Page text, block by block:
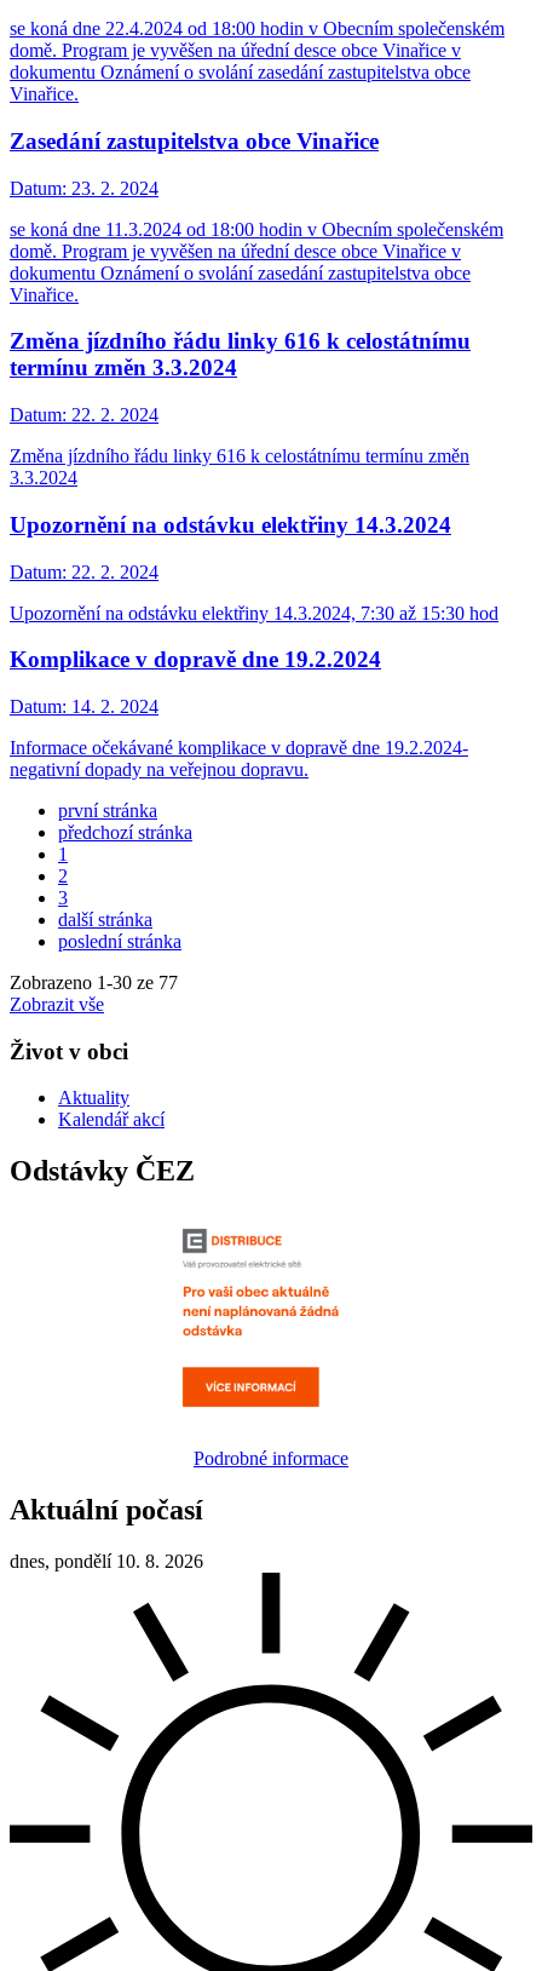
se koná dne 22.4.2024 od 18:00 hodin v Obecním společenském
domě. Program je vyvěšen na úřední desce obce Vinařice v
dokumentu Oznámení o svolání zasedání zastupitelstva obce
Vinařice.
Zasedání zastupitelstva obce Vinařice
Datum: 23. 2. 2024
se koná dne 11.3.2024 od 18:00 hodin v Obecním společenském
domě. Program je vyvěšen na úřední desce obce Vinařice v
dokumentu Oznámení o svolání zasedání zastupitelstva obce
Vinařice.
Změna jízdního řádu linky 616 k celostátnímu
termínu změn 3.3.2024
Datum: 22. 2. 2024
Změna jízdního řádu linky 616 k celostátnímu termínu změn
3.3.2024
Upozornění na odstávku elektřiny 14.3.2024
Datum: 22. 2. 2024
Upozornění na odstávku elektřiny 14.3.2024, 7:30 až 15:30 hod
Komplikace v dopravě dne 19.2.2024
Datum: 14. 2. 2024
Informace očekávané komplikace v dopravě dne 19.2.2024-
negativní dopady na veřejnou dopravu.
první stránka
předchozí stránka
1
2
3
další stránka
poslední stránka
Zobrazeno 1-30 ze 77
Zobrazit vše
Život v obci
Aktuality
Kalendář akcí
Odstávky ČEZ
Podrobné informace
Aktuální počasí
dnes, pondělí 10. 8. 2026